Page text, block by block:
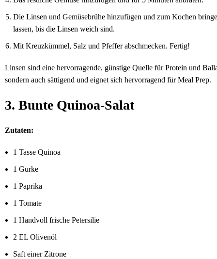
Die Linsen und Gemüsebrühe hinzufügen und zum Kochen
lassen, bis die Linsen weich sind.
Mit Kreuzkümmel, Salz und Pfeffer abschmecken. Fertig!
Linsen sind eine hervorragende, günstige Quelle für Protein und
sondern auch sättigend und eignet sich hervorragend für Meal Prep.
3. Bunte Quinoa-Salat
Zutaten:
1 Tasse Quinoa
1 Gurke
1 Paprika
1 Tomate
1 Handvoll frische Petersilie
2 EL Olivenöl
Saft einer Zitrone